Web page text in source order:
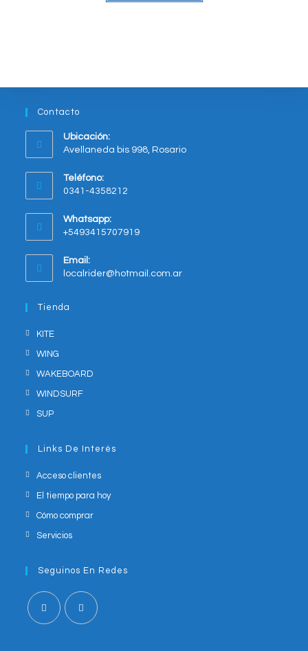
Contacto
Ubicación:
Avellaneda bis 998, Rosario
in
new
tab
Teléfono:
0341-4358212
Whatsapp:
+5493415707919
in
Email:
localrider@hotmail.com.arOpens
Tienda
KITE
WING
WAKEBOARD
WINDSURF
SUP
Links De Interés
Acceso clientes
El tiempo para hoy
Cómo comprar
Servicios
Seguinos En Redes